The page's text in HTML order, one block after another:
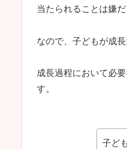
当たられることは嫌
なので、子どもが成
成長過程において必
す。
子ど